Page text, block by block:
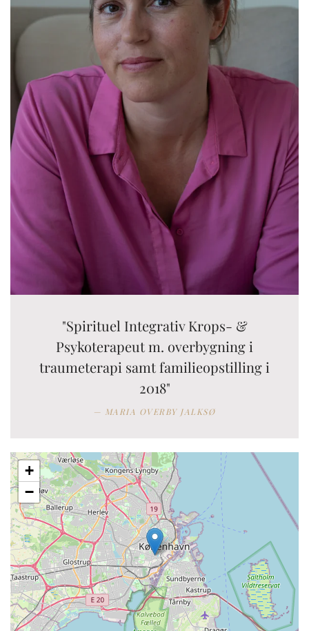
"Spirituel Integrativ Krops- &
Psykoterapeut m. overbygning i
traumeterapi samt familieopstilling i
2018"
MARIA OVERBY JALKSØ
+
−